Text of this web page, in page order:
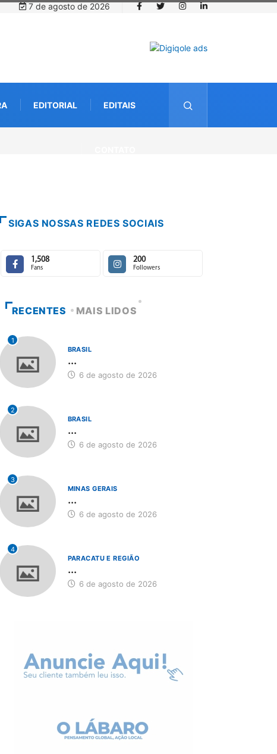
7 de agosto de 2026
EDITORIAL EDITAIS
internacional debate futuro da piscicultura com espécies nativas da
SIGAS NOSSAS REDES SOCIAIS
1,508
Fans
200
Followers
RECENTES MAIS LIDOS
1
BRASIL
...
6 de agosto de 2026
2
BRASIL
...
6 de agosto de 2026
3
MINAS GERAIS
...
6 de agosto de 2026
4
PARACATU E REGIÃO
...
6 de agosto de 2026